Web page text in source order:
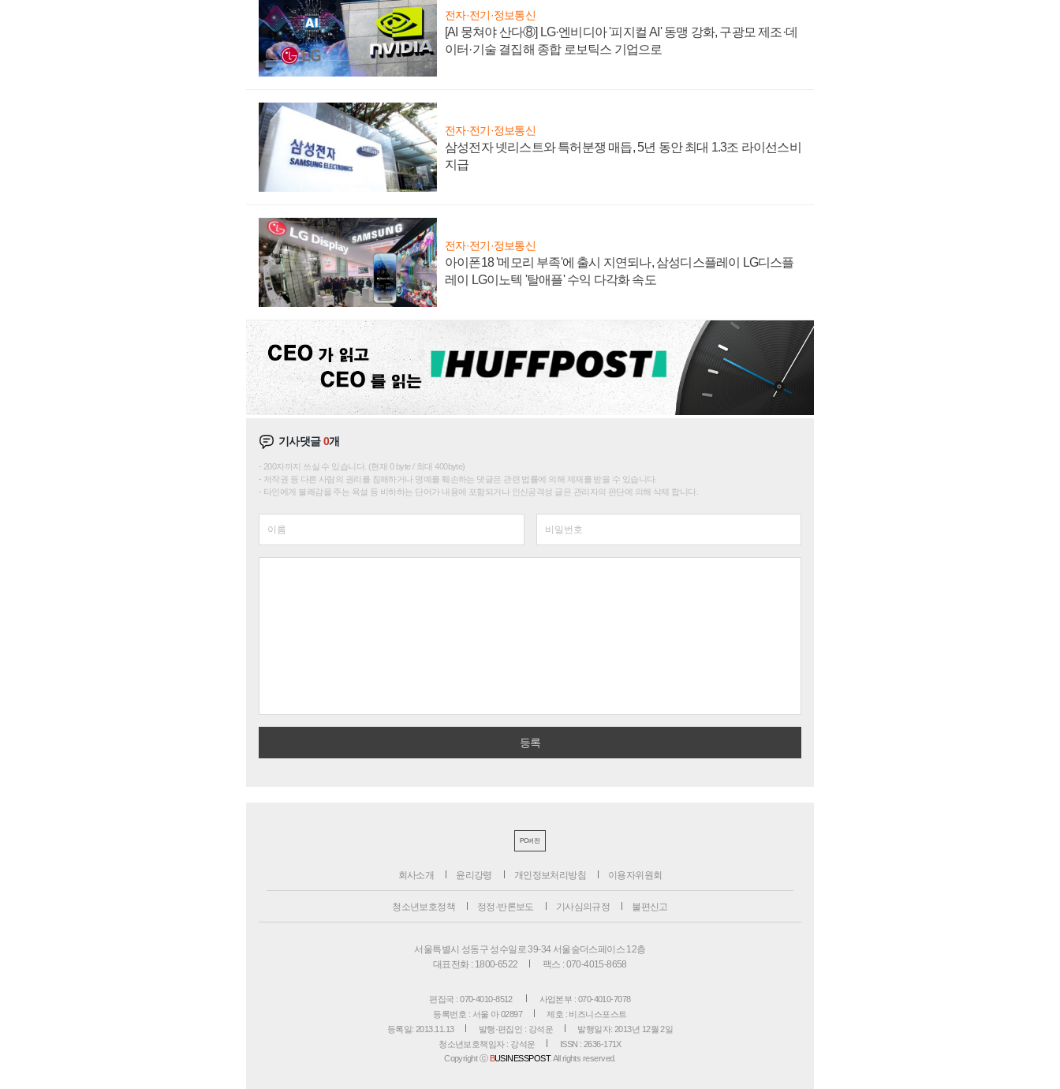
전자·전기·정보통신
[AI 뭉쳐야 산다⑧] LG·엔비디아 '피지컬 AI' 동맹 강화, 구광모 제조·데
이터·기술 결집해 종합 로보틱스 기업으로
전자·전기·정보통신
삼성전자 넷리스트와 특허분쟁 매듭, 5년 동안 최대 1.3조 라이선스비
지급
전자·전기·정보통신
아이폰18 '메모리 부족'에 출시 지연되나, 삼성디스플레이 LG디스플
레이 LG이노텍 '탈애플' 수익 다각화 속도
기사댓글0개
200자까지 쓰실 수 있습니다. (현재 0 byte / 최대 400byte)
저작권 등 다른 사람의 권리를 침해하거나 명예를 훼손하는 댓글은 관련 법률에 의해 제재를 받을 수 있습니다.
타인에게 불쾌감을 주는 욕설 등 비하하는 단어가 내용에 포함되거나 인신공격성 글은 관리자의 판단에 의해 삭제 합니다.
PC버전
회사소개 윤리강령 개인정보처리방침 이용자위원회
청소년보호정책 정정·반론보도 기사심의규정 불편신고
서울특별시 성동구 성수일로 39-34 서울숲더스페이스 12층
대표전화 : 1800-6522
팩스 : 070-4015-8658
편집국 : 070-4010-8512
사업본부 : 070-4010-7078
등록번호 : 서울 아 02897
제호 : 비즈니스포스트
등록일: 2013.11.13
발행·편집인 : 강석운
발행일자: 2013년 12월 2일
청소년보호책임자 : 강석운
ISSN : 2636-171X
Copyright ⓒ BUSINESSPOST. All rights reserved.